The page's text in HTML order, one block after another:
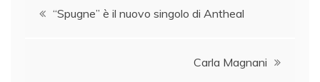
Post“Spugne” è il nuovo singolo di Antheal
Carla Magnani